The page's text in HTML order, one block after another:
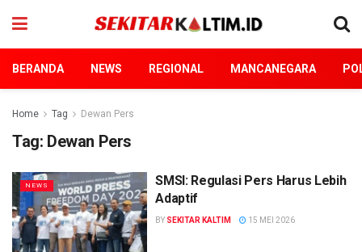
BERANDA NEWS REGIONAL MANCANEGARA
Home Tag Dewan Pers
Tag: Dewan Pers
NEWS
SMSI: Regulasi Pers Harus Lebih
Adaptif
BY SEKITAR KALTIM 15 MEI 2026